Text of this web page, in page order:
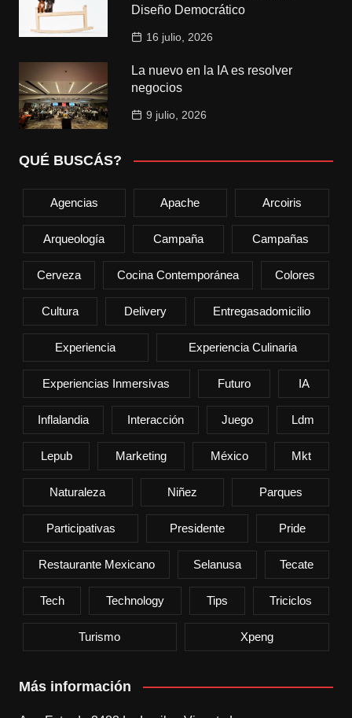
Diseño Democrático
16 julio, 2026
La nuevo en la IA es resolver
negocios
9 julio, 2026
QUÉ BUSCÁS?
Agencias Apache Arcoiris
Arqueología Campaña Campañas
Cerveza Cocina Contemporánea Colores
Cultura Delivery Entregasadomicilio
Experiencia Experiencia Culinaria
Experiencias Inmersivas Futuro IA
Inflalandia Interacción Juego Ldm
Lepub Marketing México Mkt
Naturaleza Niñez Parques
Participativas Presidente Pride
Restaurante Mexicano Selanusa Tecate
Tech Technology Tips Triciclos
Turismo Xpeng
Más información